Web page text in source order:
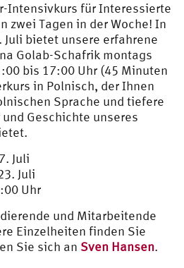
Intensivkurs für Interessierte
zwei Tagen in der Woche! In
Juli bietet unsere erfahrene
Golab-Schafrik montags
bis 17:00 Uhr (45 Minuten
in Polnisch, der Ihnen
Sprache und tiefere
Geschichte unseres
Juli
Juli
Uhr
und Mitarbeitende
Einzelheiten finden Sie
Sie sich an Sven Hansen.